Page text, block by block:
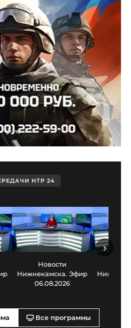
НТР 24
Новости
Нижнекамска. Эфир
06.08.2026
›
Все программы